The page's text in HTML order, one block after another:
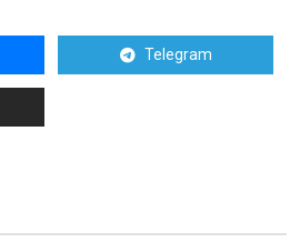
Telegram